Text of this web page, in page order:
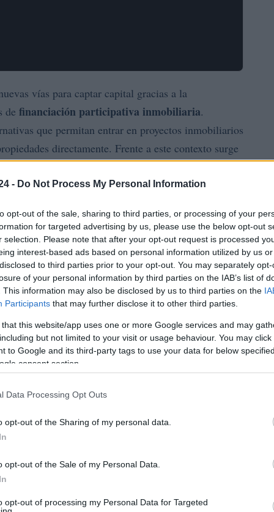
- Do Not Process My Personal Information
opt-out of the sale, sharing to third parties, or processing of your
for targeted advertising by us, please use the below opt-out
selection. Please note that after your opt-out request is processed
interest-based ads based on personal information utilized by us
to third parties prior to your opt-out. You may separately
of your personal information by third parties on the IAB’s list of
This information may also be disclosed by us to third parties on the
Participants that may further disclose it to other third parties.
that this website/app uses one or more Google services and may
but not limited to your visit or usage behaviour. You may
to Google and its third-party tags to use your data for below
consent section.
Data Processing Opt Outs
opt-out of the Sharing of my personal data.
opt-out of the Sale of my Personal Data.
opt-out of processing my Personal Data for Targeted
vías para captar capital gracias a la
de financiación participativa inmobiliaria.
que permitan entrar en proyectos inmobiliarios
directamente. Frente a este contexto surge
pactadadesde el inicio de la operación.
tendencia, facilitando inversiones desde importes
Civislend es una de esas plataformas, y su
en proyectos variados con estructuras de garantías
del crédito bancario tradicional ha
donde la rapidez y la flexibilidad de la
lo diferencia del crowdfunding
debe a varios motivos: la demanda de productos
y la búsqueda de plazos definidos y
inmobiliario
final del proyecto, el
día. Esta distinción convierte al crowdlending en
previsibilidad y plazos cerrados.